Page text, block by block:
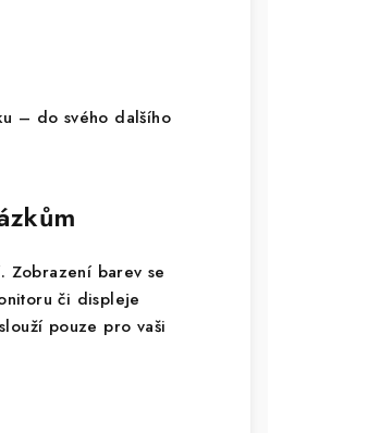
– do svého dalšího
Zobrazení barev se
či displeje
pouze pro vaši